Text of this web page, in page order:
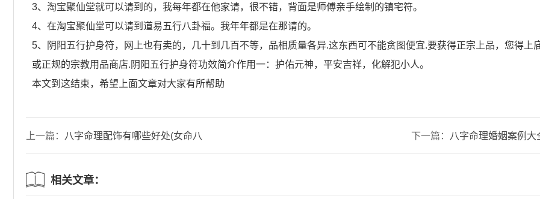
3、淘宝聚仙堂就可以请到的，我每年都在他家请，很不错，背面是师傅亲手绘制的镇宅符。
4、在淘宝聚仙堂可以请到道易五行八卦福。我年年都是在那请的。
5、阴阳五行护身符，网上也有卖的，几十到几百不等，品相质量各异.这东西可不能贪图便宜.要获得正宗上品，您得上
或正规的宗教用品商店.阴阳五行护身符功效简介作用一：护佑元神，平安吉祥，化解犯小人。
本文到这结束，希望上面文章对大家有所帮助
上一篇： 八字命理配饰有哪些好处(女命八
字带童子煞好处)
下一篇： 八字命理婚姻案例大
相关文章：